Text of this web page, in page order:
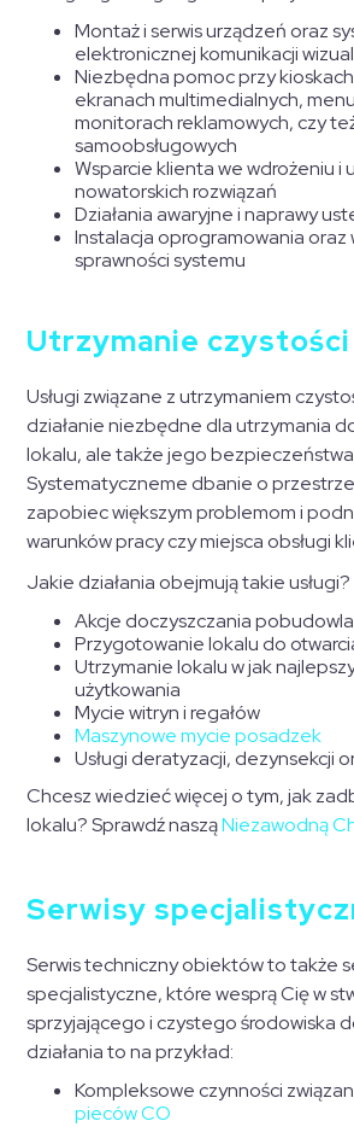
Montaż i serwis urządzeń oraz
elektronicznej komunikacji
Niezbędna pomoc przy
ekranach multimedialnych,
monitorach reklamowych, czy
samoobsługowych
Wsparcie klienta we wdrożeniu i
nowatorskich rozwiązań
Działania awaryjne i naprawy
Instalacja oprogramowania oraz
sprawności systemu
Utrzymanie czystości
Usługi związane z utrzymaniem
działanie niezbędne dla utrzymania
lokalu, ale także jego
Systematyczneme dbanie o
zapobiec większym problemom i
warunków pracy czy miejsca obsługi
Jakie działania obejmują takie usługi?
Akcje doczyszczania
Przygotowanie lokalu do
Utrzymanie lokalu w jak
użytkowania
Mycie witryn i regałów
Maszynowe mycie posadzek
Usługi deratyzacji, dezynsekcji
Chcesz wiedzieć więcej o tym, jak
lokalu? Sprawdź nasząNiezawodną
Serwisy
Serwis techniczny obiektów to także
specjalistyczne, które wesprą Cię w
sprzyjającego i czystego środowiska
działania to na przykład:
Kompleksowe czynności
pieców CO